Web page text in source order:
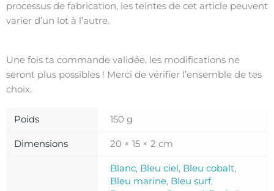
processus de fabrication, les teintes de cet article peuvent
varier d’un lot à l’autre.
Une fois ta commande validée, les modifications ne
seront plus possibles ! Merci de vérifier l’ensemble de tes
choix.
Poids 150 g
Dimensions 20 × 15 × 2 cm
Blanc, Bleu ciel, Bleu cobalt,
Bleu marine, Bleu surf,